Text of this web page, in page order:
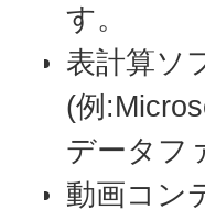
す。
表計算ソ
(例
データフ
動画コン